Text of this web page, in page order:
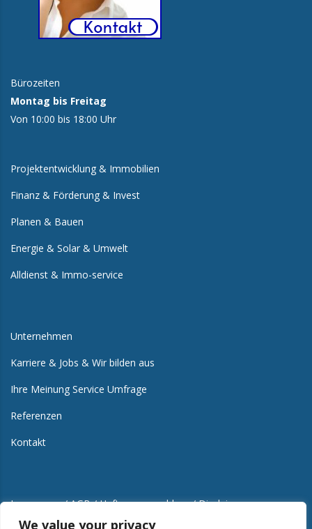
We value your privacy
Bürozeiten
Montag bis Freitag
Von 10:00 bis 18:00 Uhr
Projektentwicklung & Immobilien
Finanz & Förderung & Invest
Planen & Bauen
Energie & Solar & Umwelt
Alldienst & Immo-service
Unternehmen
Karriere & Jobs & Wir bilden aus
Ihre Meinung Service Umfrage
Referenzen
Kontakt
Impressum / AGB / Haftungsausschluss / Disclaimer